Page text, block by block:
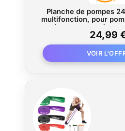
Planche de pompes
multifonction, pour
maison, gymnastique,
Équipement de fitness
Entraînement de
24,99